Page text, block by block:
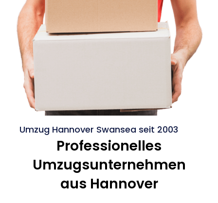
Umzug Hannover Swansea seit 2003
Professionelles
Umzugsunternehmen
aus Hannover